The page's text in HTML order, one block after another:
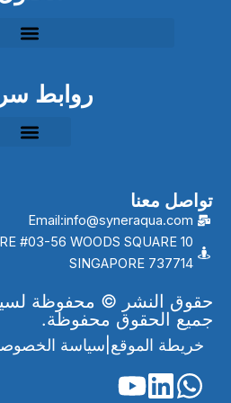
روابط
تواصل معنا
Email:info@syneraqua.com
#03-56 WOODS SQUARE
SINGAPORE 737714
جميع الحقوق محفوظة.
خريطة الموقع سياسة